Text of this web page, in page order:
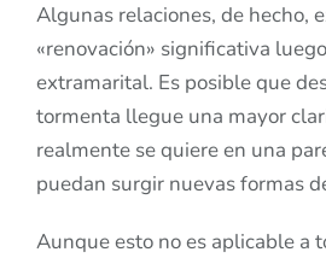
Algunas relaciones, de hecho,
«renovación» significativa
extramarital. Es posible que
tormenta llegue una mayor
realmente se quiere en una
puedan surgir nuevas formas
Aunque esto no es aplicable a